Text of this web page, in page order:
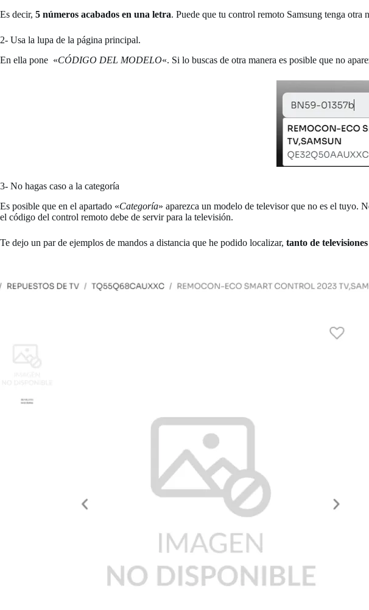
Es decir, 5 números acabados en una letra. Puede que tu control remoto Samsung tenga otra
2- Usa la lupa de la página principal.
En ella pone «CÓDIGO DEL MODELO«. Si lo buscas de otra manera es posible que no
3- No hagas caso a la categoría
Es posible que en el apartado «Categoría» aparezca un modelo de televisor que no es el tuyo.
el código del control remoto debe de servir para la televisión.
Te dejo un par de ejemplos de mandos a distancia que he podido localizar, tanto de